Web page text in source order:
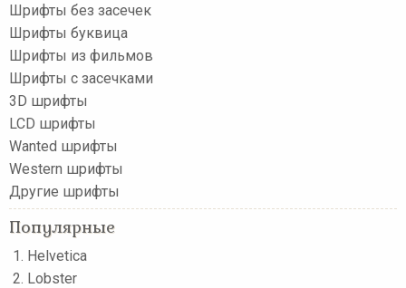
Шрифты без засечек
Шрифты буквица
Шрифты из фильмов
Шрифты с засечками
3D шрифты
LCD шрифты
Wanted шрифты
Western шрифты
Другие шрифты
Популярные
Helvetica
Lobster